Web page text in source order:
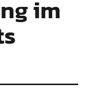
im